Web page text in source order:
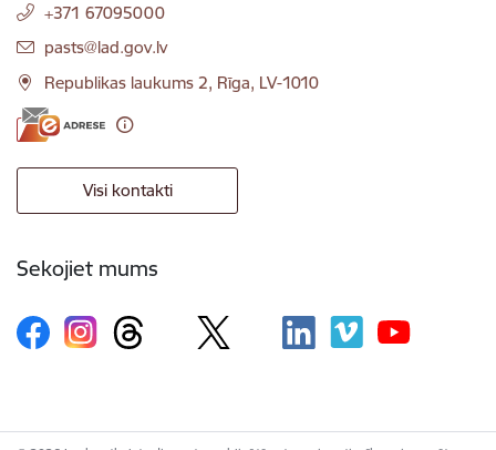
+371 67095000
E-pasts:
pasts@lad.gov.lv
Republikas laukums 2, Rīga, LV-1010
Visi kontakti
Sekojiet mums